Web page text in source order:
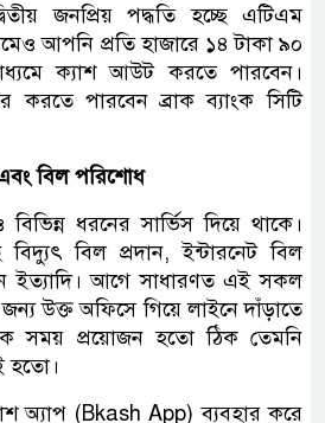
জনপ্রিয় পদ্ধতি হচ্ছে এটিএম
আপনি প্রতি হাজারে ১৪ টাকা ৯০
ক্যাশ আউট করতে পারবেন।
করতে পারবেন ব্রাক ব্যাংক সিটি
এবং বিল পরিশোধ
ধরনের সার্ভিস দিয়ে থাকে।
বিল প্রদান, ইন্টারনেট বিল
ইত্যাদি। আগে সাধারণত এই সকল
উক্ত অফিসে গিয়ে লাইনে দাঁড়াতে
সময় প্রয়োজন হতো ঠিক তেমনি
হতো।
অ্যাপ (Bkash App) ব্যবহার করে